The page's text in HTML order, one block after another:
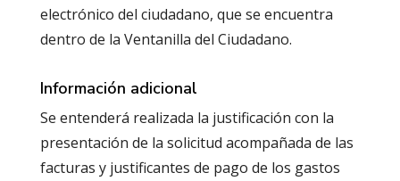
electrónico del ciudadano, que se encuentra
dentro de la Ventanilla del Ciudadano.
Información adicional
Se entenderá realizada la justificación con la
presentación de la solicitud acompañada de las
facturas y justificantes de pago de los gastos